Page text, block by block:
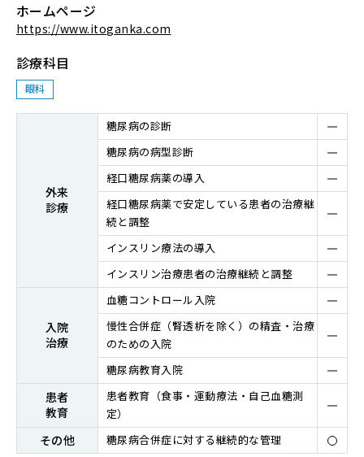
ホームページ
https://www.itoganka.com
診療科目
眼科
外来
診療
糖尿病の診断
糖尿病の病型診断
経⼝糖尿病薬の導⼊
経⼝糖尿病薬で安定している患者の治療継
続と調整
インスリン療法の導⼊
インスリン治療患者の治療継続と調整
⼊院
治療
⾎糖コントロール⼊院
慢性合併症（腎透析を除く）の精査・治療
のための入院
糖尿病教育入院
患者
教育
患者教育（⾷事・運動療法・⾃⼰⾎糖測
定）
その他 糖尿病合併症に対する継続的な管理